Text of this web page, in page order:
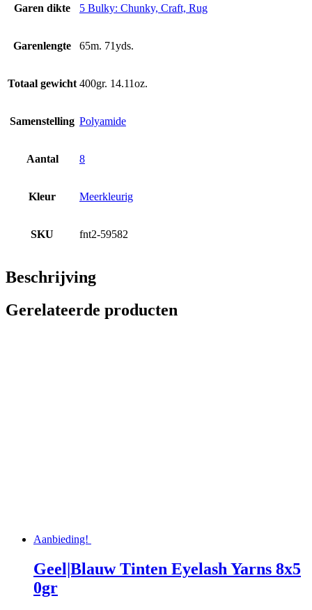
Garen dikte 5 Bulky: Chunky, Craft, Rug
Garenlengte 65m. 71yds.
Totaal gewicht 400gr. 14.11oz.
Samenstelling Polyamide
Aantal 8
Kleur Meerkleurig
SKU fnt2-59582
Beschrijving
Gerelateerde producten
Aanbieding!
Geel|Blauw Tinten Eyelash Yarns 8x5
0gr